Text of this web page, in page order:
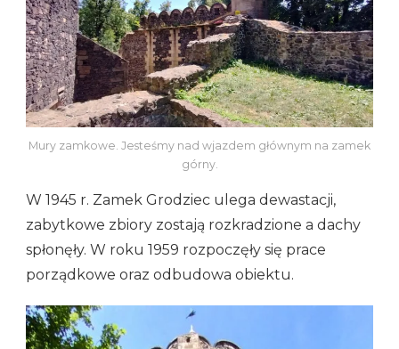
Mury zamkowe. Jesteśmy nad wjazdem głównym na zamek
górny.
W 1945 r. Zamek Grodziec ulega dewastacji,
zabytkowe zbiory zostają rozkradzione a dachy
spłonęły. W roku 1959 rozpoczęły się prace
porządkowe oraz odbudowa obiektu.